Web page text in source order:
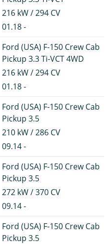
216 kW / 294 CV
01.18 -
Ford (USA) F-150 Crew Cab
Pickup 3.3 Ti-VCT 4WD
216 kW / 294 CV
01.18 -
Ford (USA) F-150 Crew Cab
Pickup 3.5
210 kW / 286 CV
09.14 -
Ford (USA) F-150 Crew Cab
Pickup 3.5
272 kW / 370 CV
09.14 -
Ford (USA) F-150 Crew Cab
Pickup 3.5